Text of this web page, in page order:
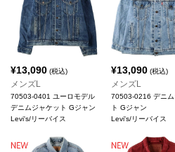
¥13,090 (税込)
メンズL
70503-0401 ユーロモデル
デニムジャケット Gジャン
Levi's/リーバイス
¥13,090(税込)
メンズL
70503-0216 デニム
ト Gジャン
Levi's/リーバイス